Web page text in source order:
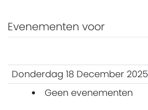
Evenementen voor
Donderdag 18 December 2025
Geen evenementen